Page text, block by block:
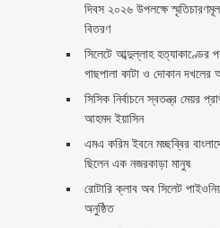
দিবস ২০২৬ উপলক্ষে
বিতরণ ‎ ‎
সিলেটে আব্দুল্লাহ হত্যাকাণ্ডের
গাছপালা কাটা ও দোকান দখলের
সিসিক নির্বাচনে স্বতন্ত্র মেয়র
আহমদ ইয়াসিন
এমএ করিম ইবনে মচ্ছব্বির
ছিলেন এক নজরকাড়া মানুষ ‎
রোটারি ক্লাব অব সিলেট
অনুষ্ঠিত